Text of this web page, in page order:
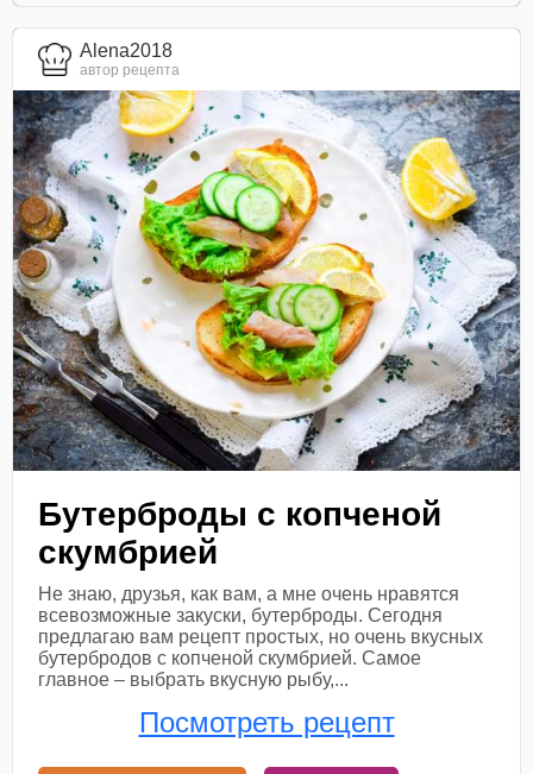
Alena2018
автор рецепта
Бутерброды с копченой
скумбрией
Не знаю, друзья, как вам, а мне очень нравятся
всевозможные закуски, бутерброды. Сегодня
предлагаю вам рецепт простых, но очень вкусных
бутербродов с копченой скумбрией. Самое
главное – выбрать вкусную рыбу,...
Посмотреть рецепт